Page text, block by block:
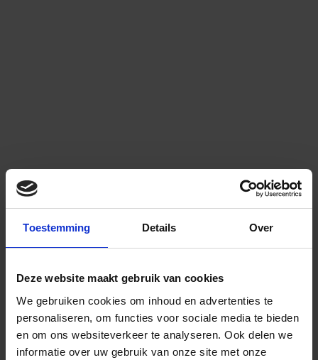
Toestemming Details Over
Deze website maakt gebruik van cookies
We gebruiken cookies om inhoud en advertenties te
personaliseren, om functies voor sociale media te bieden
en om ons websiteverkeer te analyseren. Ook delen we
informatie over uw gebruik van onze site met onze